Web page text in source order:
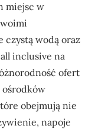
miejsc w
czystą wodą oraz
inclusive na
ofert
obejmują nie
napoje